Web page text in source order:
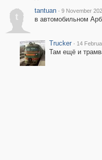
t
tantuan · 9 November
в автомобильном
Trucker · 14
Там ещё и